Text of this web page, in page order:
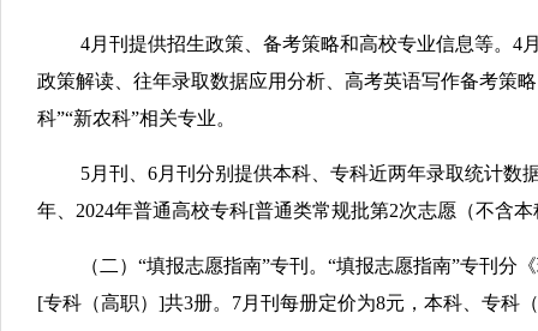
4月刊提供招生政策、备考策略和高校专业信息等。4
政策解读、往年录取数据应用分析、高考英语写作备考策
科”“新农科”相关专业。
5月刊、6月刊分别提供本科、专科近两年录取统计数
年、2024年普通高校专科[普通类常规批第2次志愿（不含
（二）“填报志愿指南”专刊。“填报志愿指南”专刊
[专科（高职）]共3册。7月刊每册定价为8元，本科、专科